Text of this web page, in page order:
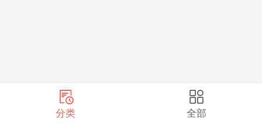
分类 全部